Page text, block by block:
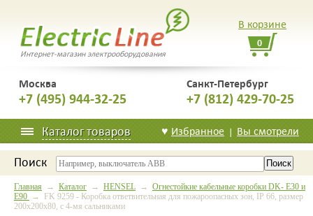
Интернет-магазин электрооборудования
Москва
+7 (495) 944-32-25
Санкт-Петербург
+7 (812) 429-70-25
В корзине
0
Каталог товаров ♥ Избранное | Вы смотрели
Поиск
Главная → Каталог → HENSEL → Огнестойкие кабельные коробки DK- E30 и
E90 → FK 9259 - Коробка ответвительная для пожароопасных зон, IP 66, размер
200х200х80, с 4-мя сальниками